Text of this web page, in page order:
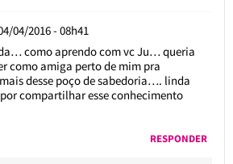
04/2016 - 08h41
como aprendo com vc Ju… queria
como amiga perto de mim pra
desse poço de sabedoria…. linda
compartilhar esse conhecimento
RESPONDER